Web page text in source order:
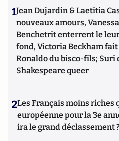
1Jean Dujardin & Laetitia
nouveaux amours,
Benchetrit enterrent le
fond, Victoria Beckham
Ronaldo du bisco-fils; Suri
Shakespeare queer
2Les Français moins riches
européenne pour la 3e
ira le grand déclassement ?